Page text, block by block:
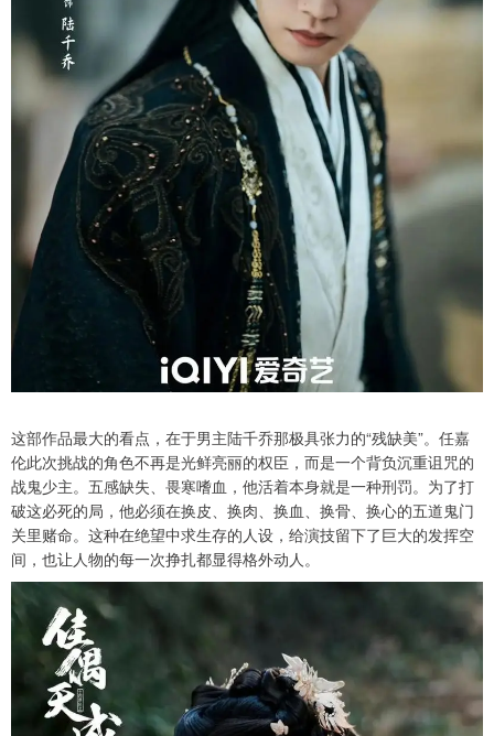
这部作品最大的看点，在于男主陆千乔那极具张力的“残缺美”。任嘉
伦此次挑战的角色不再是光鲜亮丽的权臣，而是一个背负沉重诅咒的
战鬼少主。五感缺失、畏寒嗜血，他活着本身就是一种刑罚。为了打
破这必死的局，他必须在换皮、换肉、换血、换骨、换心的五道鬼门
关里赌命。这种在绝望中求生存的人设，给演技留下了巨大的发挥空
间，也让人物的每一次挣扎都显得格外动人。